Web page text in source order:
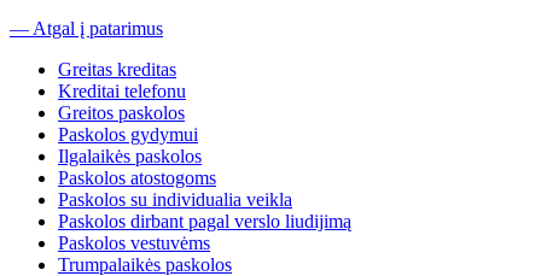
— Atgal į patarimus
Greitas kreditas
Kreditai telefonu
Greitos paskolos
Paskolos gydymui
Ilgalaikės paskolos
Paskolos atostogoms
Paskolos su individualia veikla
Paskolos dirbant pagal verslo liudijimą
Paskolos vestuvėms
Trumpalaikės paskolos